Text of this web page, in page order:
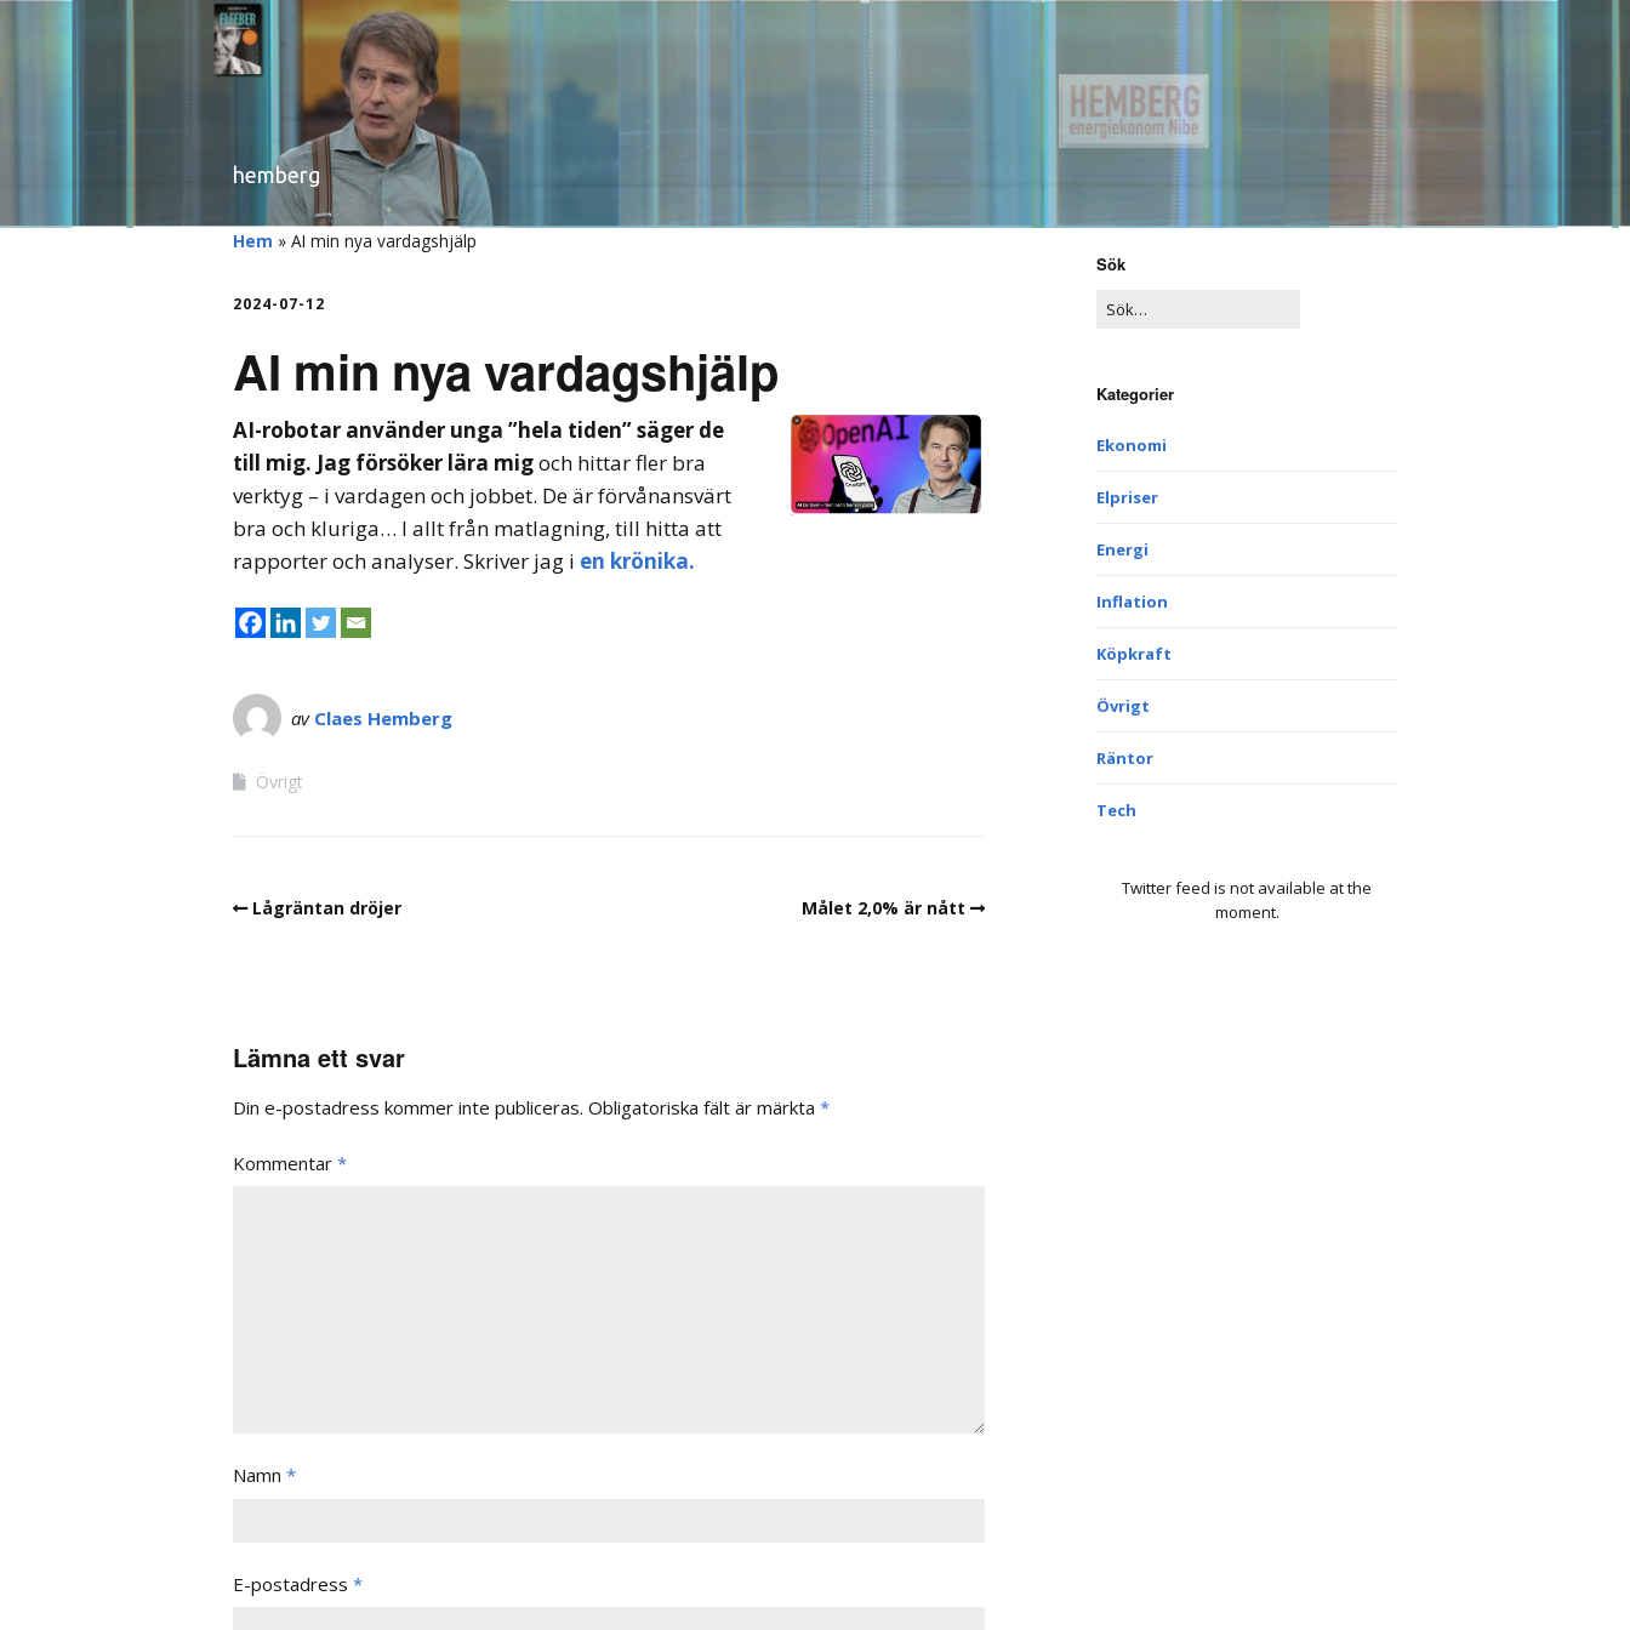
hemberg
Hem » AI min nya vardagshjälp
2024-07-12
AI min nya vardagshjälp
AI-robotar använder unga ”hela tiden” säger de
till mig. Jag försöker lära migoch hittar fler bra
verktyg – i vardagen och jobbet. De är förvånansvärt
bra och kluriga… I allt från matlagning, till hitta att
rapporter och analyser. Skriver jag i en krönika.
av Claes Hemberg
Övrigt
Lågräntan dröjer Målet 2,0% är nått
Lämna ett svar
Din e-postadress kommer inte publiceras. Obligatoriska fält är märkta *
Kommentar *
Namn *
E-postadress *
Sök
Kategorier
Ekonomi
Elpriser
Energi
Inflation
Köpkraft
Övrigt
Räntor
Tech
Twitter feed is not available at the
moment.